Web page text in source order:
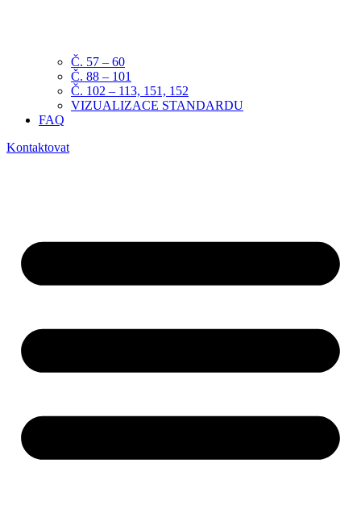
Č. 57 – 60
Č. 88 – 101
Č. 102 – 113, 151, 152
VIZUALIZACE STANDARDU
FAQ
Kontaktovat